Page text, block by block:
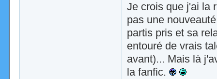
Je crois que j'ai la
pas une
partis pris et sa
entouré de vrais
avant)... Mais là
la fanfic.